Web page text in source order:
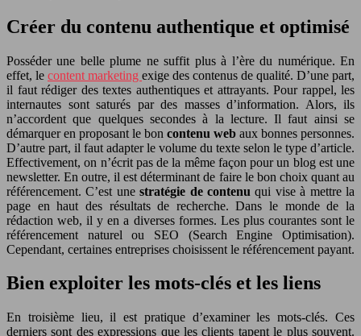
Créer du contenu authentique et optimisé
Posséder une belle plume ne suffit plus à l’ère du numérique. En
effet, le content marketing exige des contenus de qualité. D’une part,
il faut rédiger des textes authentiques et attrayants. Pour rappel, les
internautes sont saturés par des masses d’information. Alors, ils
n’accordent que quelques secondes à la lecture. Il faut ainsi se
démarquer en proposant le bon contenu web aux bonnes personnes.
D’autre part, il faut adapter le volume du texte selon le type d’article.
Effectivement, on n’écrit pas de la même façon pour un blog est une
newsletter. En outre, il est déterminant de faire le bon choix quant au
référencement. C’est unestratégie de contenu qui vise à mettre la
page en haut des résultats de recherche. Dans le monde de la
rédaction web, il y en a diverses formes. Les plus courantes sont le
référencement naturel ou SEO (Search Engine Optimisation).
Cependant, certaines entreprises choisissent le référencement payant.
Bien exploiter les mots-clés et les liens
En troisième lieu, il est pratique d’examiner les mots-clés. Ces
derniers sont des expressions que les clients tapent le plus souvent.